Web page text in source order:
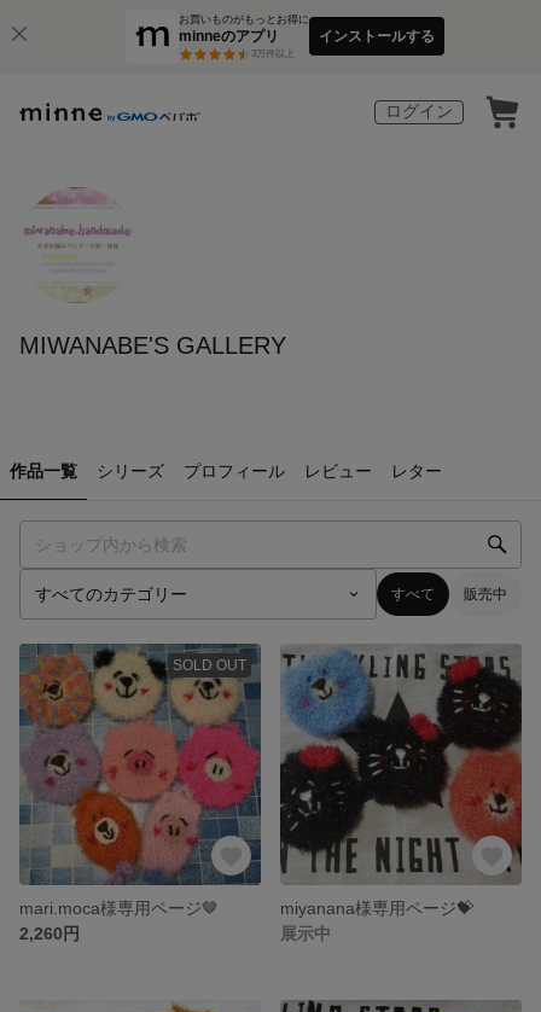
お買いものがもっとお得に
minneのアプリ
3万件以上
インストールする
ログイン
MIWANABE'S GALLERY
作品一覧 シリーズ プロフィール レビュー レター
すべて 販売中
SOLD OUT
mari.moca様専用ページ🤎
2,260円
miyanana様専用ページ💝
展示中